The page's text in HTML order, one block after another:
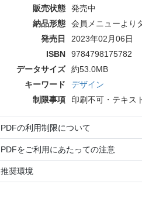
販売状態
発売中
納品形態
会員メニューより
発売日
2023年02月06日
ISBN
9784798175782
データサイズ
約53.0MB
キーワード
デザイン
制限事項
印刷不可・テキス
PDFの利用制限について
PDFをご利用にあたっての注意
推奨環境